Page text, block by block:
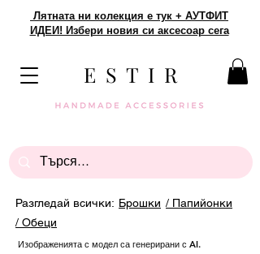
Лятната ни колекция е тук + АУТФИТ
ИДЕИ! Избери новия си аксесоар сега
E S T I R
Разгледай всички: Брошки / Папийонки
/ Обеци
Изображенията с модел са генерирани с AI.